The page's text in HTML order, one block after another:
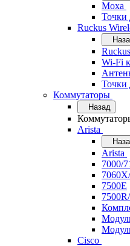
Moxa
Точки
Ruckus
Wi-Fi
Точки
Коммутаторы
Назад
Arista
Arista
7000/
7500E
Cisco